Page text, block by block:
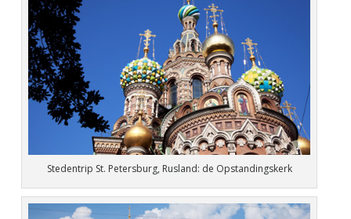
Stedentrip St. Petersburg, Rusland: de Opstandingskerk